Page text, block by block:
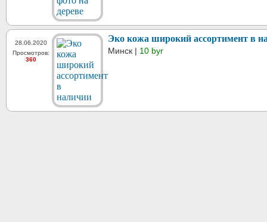
28.06.2020
Просмотров:
360
Эко кожа широкий ассортимент в
Минск | 10 byr